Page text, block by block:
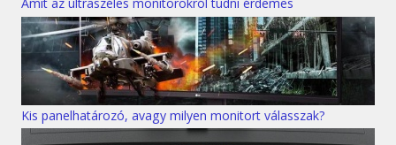
Kis panelhatározó, avagy milyen monitort válasszak?